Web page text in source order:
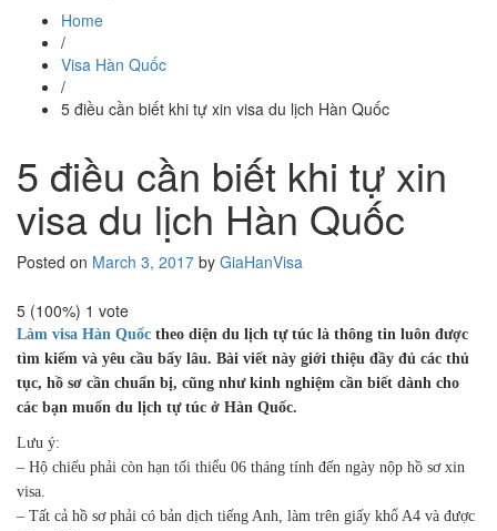
Home
/
Visa Hàn Quốc
/
5 điều cần biết khi tự xin visa du lịch Hàn Quốc
5 điều cần biết khi tự xin
visa du lịch Hàn Quốc
Posted on March 3, 2017 by GiaHanVisa
5 (100%) 1 vote
Làm visa Hàn Quốc theo diện du lịch tự túc là thông tin luôn được
tìm kiếm và yêu cầu bấy lâu. Bài viết này giới thiệu đầy đủ các thủ
tục, hồ sơ cần chuẩn bị, cũng như kinh nghiệm cần biết dành cho
các bạn muốn du lịch tự túc ở Hàn Quốc.
Lưu ý:
– Hộ chiếu phải còn hạn tối thiểu 06 tháng tính đến ngày nộp hồ sơ xin
visa.
– Tất cả hồ sơ phải có bản dịch tiếng Anh, làm trên giấy khổ A4 và được